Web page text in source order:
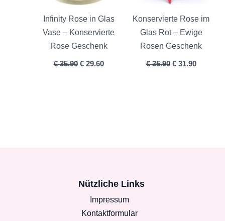
Infinity Rose in Glas
Vase – Konservierte
Rose Geschenk
€35.90 €29.60
Konservierte Rose im
Glas Rot – Ewige
Rosen Geschenk
€35.90 €31.90
Nützliche Links
Impressum
Kontaktformular